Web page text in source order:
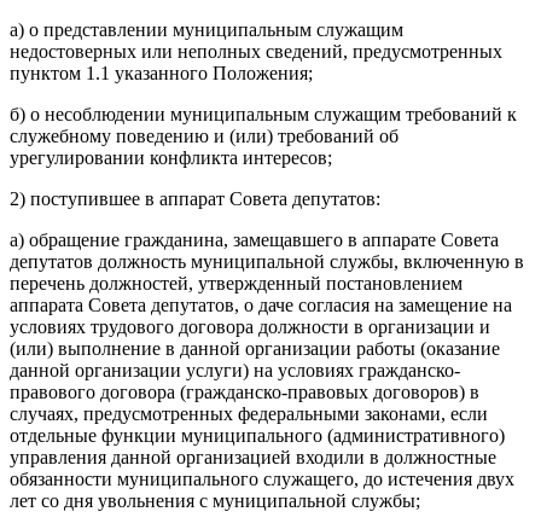
а) о представлении муниципальным служащим
недостоверных или неполных сведений, предусмотренных
пунктом 1.1 указанного Положения;
б) о несоблюдении муниципальным служащим требований к
служебному поведению и (или) требований об
урегулировании конфликта интересов;
2) поступившее в аппарат Совета депутатов:
а) обращение гражданина, замещавшего в аппарате Совета
депутатов должность муниципальной службы, включенную в
перечень должностей, утвержденный постановлением
аппарата Совета депутатов, о даче согласия на замещение на
условиях трудового договора должности в организации и
(или) выполнение в данной организации работы (оказание
данной организации услуги) на условиях гражданско-
правового договора (гражданско-правовых договоров) в
случаях, предусмотренных федеральными законами, если
отдельные функции муниципального (административного)
управления данной организацией входили в должностные
обязанности муниципального служащего, до истечения двух
лет со дня увольнения с муниципальной службы;